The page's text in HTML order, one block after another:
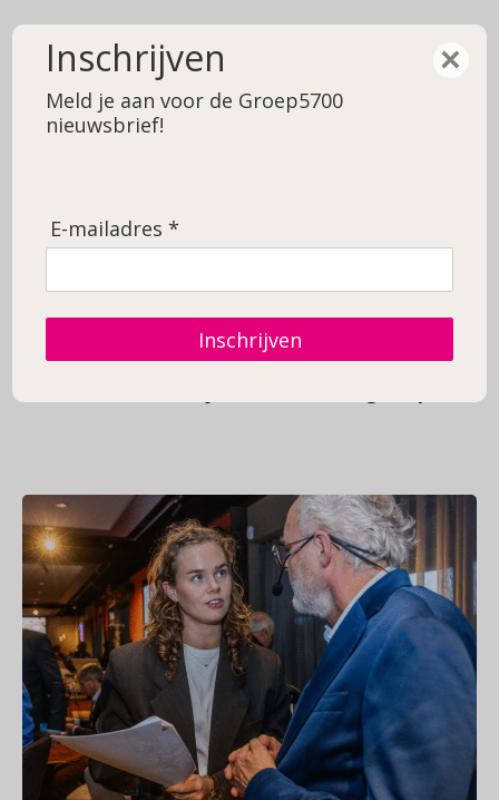
Briljante
leerervaringen op
Kompanendag
×
Inschrijven
Meld je aan voor de Groep5700
nieuwsbrief!
E-mailadres *
Inschrijven